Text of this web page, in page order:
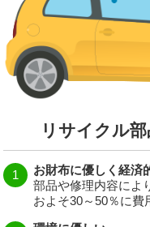
リサイクル
お財布に優しく経済
部品や修理内容によ
およそ30～50％に費